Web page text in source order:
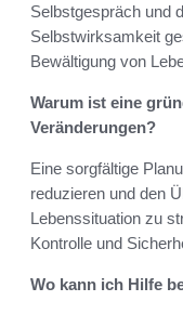
Selbstgespräch und
Selbstwirksamkeit
Bewältigung von
Warum ist eine
Veränderungen?
Eine sorgfältige
reduzieren und den
Lebenssituation zu
Kontrolle und
Wo kann ich Hilfe